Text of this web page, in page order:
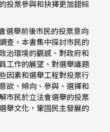
投票參與和抉擇更加錯綜
選舉前後市民的投票意向
查，本書集中探討市民的
治環境的觀感、對政府和
工作的展望、對選舉議題
因素和選舉工程對投票行
欲、傾向、參與、選擇和
市民於立法會選舉的投票
舉文化，鞏固民主發展的